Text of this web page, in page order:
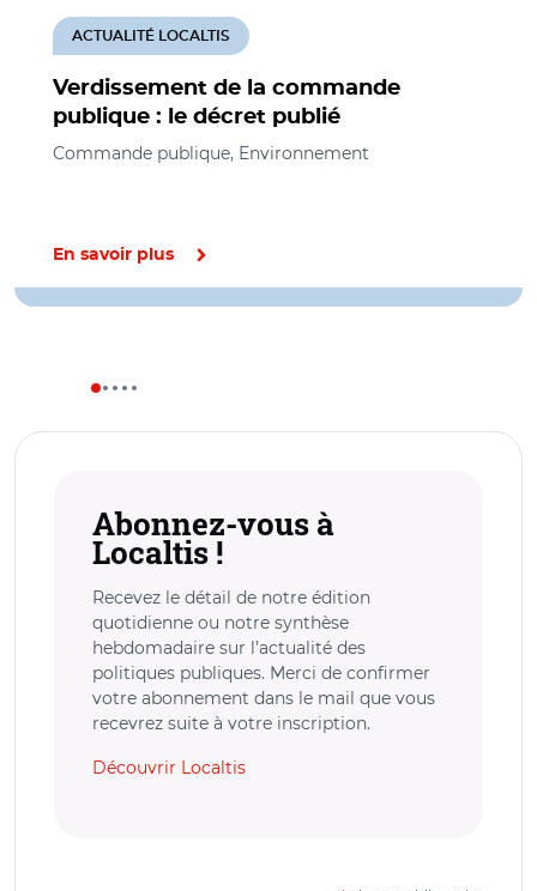
Verdissement de la commande
publique : le décret publié
ACTUALITÉ LOCALTIS
Commande publique, Environnement
En savoir plus
Abonnez-vous à
Localtis !
Recevez le détail de notre édition
quotidienne ou notre synthèse
hebdomadaire sur l’actualité des
politiques publiques. Merci de confirmer
votre abonnement dans le mail que vous
recevrez suite à votre inscription.
Découvrir Localtis